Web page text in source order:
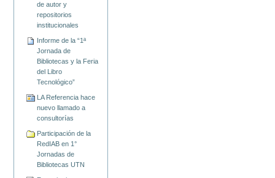
de autor y
repositorios
institucionales
Informe de la “1ª
Jornada de
Bibliotecas y la Feria
del Libro
Tecnológico”
LA Referencia hace
nuevo llamado a
consultorías
Participación de la
RedIAB en 1°
Jornadas de
Bibliotecas UTN